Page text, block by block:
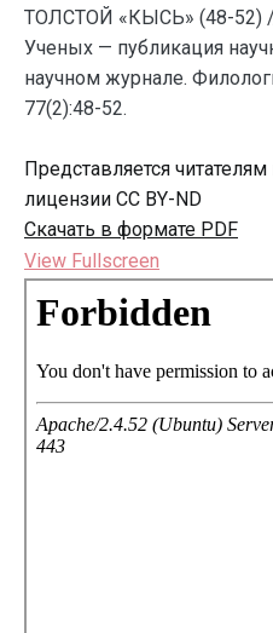
ТОЛСТОЙ «КЫСЬ» (48-52)
Ученых — публикация
научном журнале.
77(2):48-52.
Представляется
лицензии CC BY-ND
Скачать в формате PDF
View Fullscreen
Перейти
содержимому